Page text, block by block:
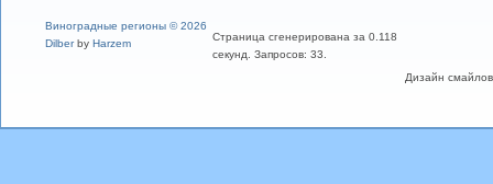
Дизайн
Виноградные регионы © 2026
Dilberby Harzem
Страница сгенерирована за 0.118
секунд. Запросов: 33.